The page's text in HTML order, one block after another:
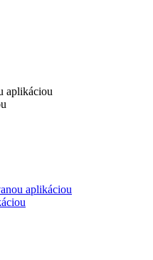
aplikáciou
aplikáciou